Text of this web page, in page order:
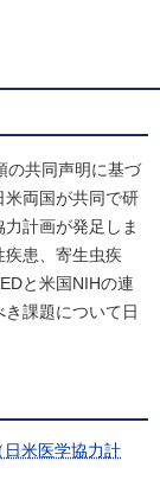
の共同声明に基づ
米両国が共同で研
計画が発足しま
疾患、寄生虫疾
と米国NIHの連
課題について日
米医学協力計